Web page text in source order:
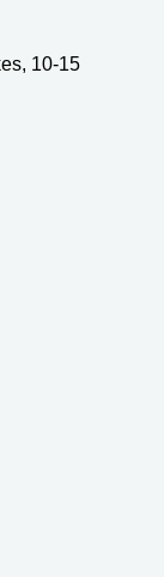
10-15